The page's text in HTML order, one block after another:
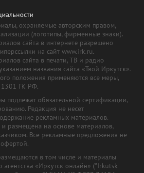
охраняемые авторским правом,
(логотипы, фирменные знаки).
сайта в интернете разрешено
на сайт www.irk.ru.
сайта в печати, ТВ и радио
названия сайта «Твой Иркутск».
положения применяются все меры,
1301 ГК РФ.
подлежат обязательной сертификации,
Редакция не несет
рекламных материалов.
и размещена на основе материалов,
Все рекламные предложения не
в том числе и материалы
«Иркутск онлайн» ("Irkutsk